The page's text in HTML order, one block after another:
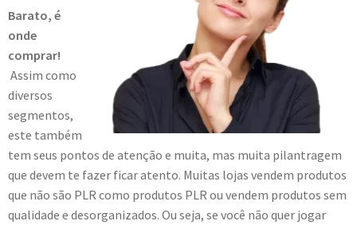
Barato, é
onde
comprar!
Assim como
diversos
segmentos,
este também
tem seus pontos de atenção e muita, mas muita pilantragem
que devem te fazer ficar atento. Muitas lojas vendem produtos
que não são PLR como produtos PLR ou vendem produtos sem
qualidade e desorganizados. Ou seja, se você não quer jogar